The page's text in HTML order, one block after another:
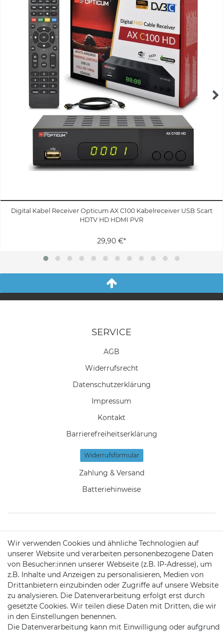
Digital Kabel Receiver Opticum AX C100 Kabelreceiver USB Scart
HDTV HD HDMI PVR
29,90 €*
SERVICE
AGB
Widerrufs­recht
Daten­schutz­erklärung
Impressum
Kontakt
Barrierefreiheitserklärung
Widerrufs­formular
Zahlung & Versand
Batteriehinweise
KONTAKT
Telefon:09721 / 9453362
Mail:
info@satshopping.de
Kopenhagenstr. 4
97424 Schweinfurt
Wir verwenden Cookies und ähnliche Technologien auf
unserer Website und verarbeiten personenbezogene Daten
von Besucher:innen unserer Webseite (z.B. IP-Adresse), um
z.B. Inhalte und Anzeigen zu personalisieren, Medien von
Drittanbietern einzubinden oder Zugriffe auf unsere Website
zu analysieren. Die Datenverarbeitung erfolgt erst durch
gesetzte Cookies. Wir teilen diese Daten mit Dritten, die wir
in den Einstellungen benennen.
Die Datenverarbeitung kann mit Einwilligung oder aufgrund